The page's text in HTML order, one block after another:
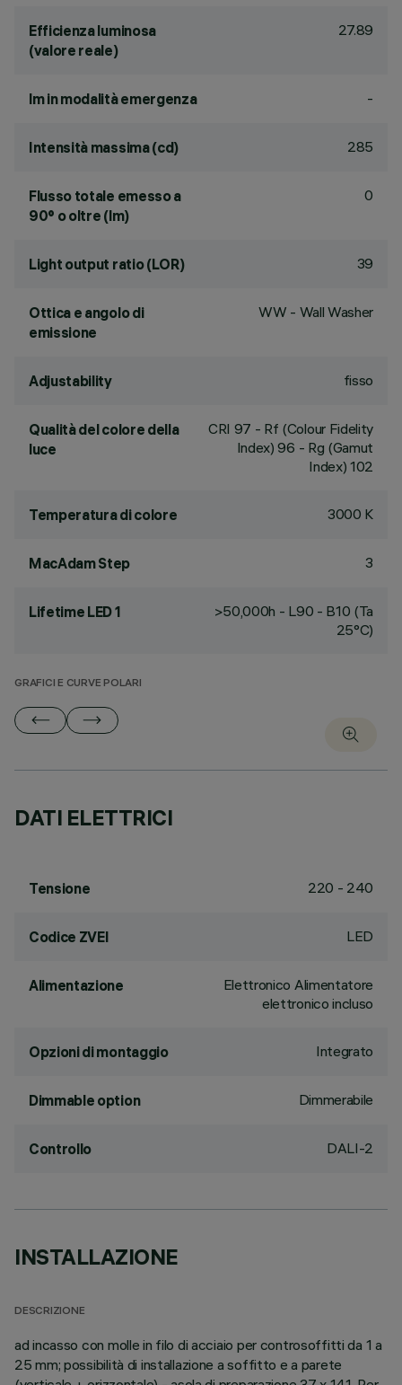
Efficienza luminosa
(valore reale)
27.89
lm in modalità emergenza -
Intensità massima (cd) 285
Flusso totale emesso a
90° o oltre (lm)
0
Light output ratio (LOR) 39
Ottica e angolo di
emissione
WW - Wall Washer
Adjustability fisso
Qualità del colore della
luce
CRI 97 - Rf (Colour Fidelity
Index) 96 - Rg (Gamut
Index) 102
Temperatura di colore 3000 K
MacAdam Step 3
Lifetime LED 1
>50,000h - L90 - B10 (Ta
25°C)
GRAFICI E CURVE POLARI
DATI ELETTRICI
Tensione 220 - 240
Codice ZVEI LED
Alimentazione
Elettronico Alimentatore
elettronico incluso
Opzioni di montaggio Integrato
Dimmable option Dimmerabile
Controllo DALI-2
INSTALLAZIONE
DESCRIZIONE
ad incasso con molle in filo di acciaio per controsoffitti da 1 a
25 mm; possibilità di installazione a soffitto e a parete